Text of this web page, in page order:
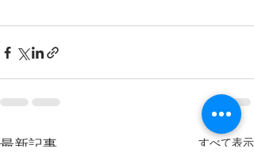
最新記事 すべて表示